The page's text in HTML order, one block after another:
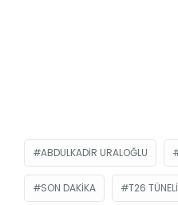
ABDULKADIR URALOĞLU
SON DAKIKA T26 TÜNELI